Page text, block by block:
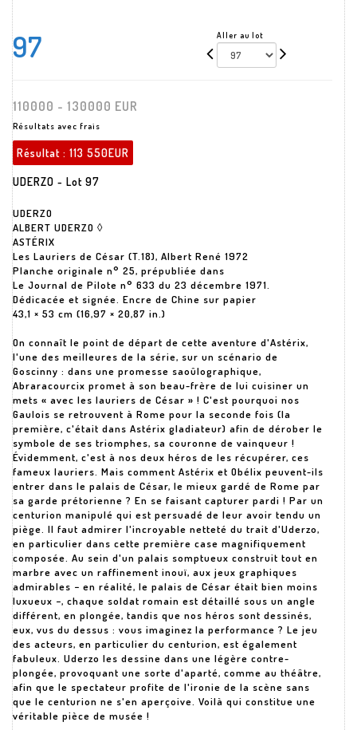
97 Aller au lot
110000 - 130000 EUR
Résultats avec frais
Résultat : 113 550EUR
UDERZO - Lot 97
UDERZO
ALBERT UDERZO ◊
ASTÉRIX
Les Lauriers de César (T.18), Albert René 1972
Planche originale n° 25, prépubliée dans
Le Journal de Pilote n° 633 du 23 décembre 1971.
Dédicacée et signée. Encre de Chine sur papier
43,1 × 53 cm (16,97 × 20,87 in.)
On connaît le point de départ de cette aventure d'Astérix,
l'une des meilleures de la série, sur un scénario de
Goscinny : dans une promesse saoûlographique,
Abraracourcix promet à son beau-frère de lui cuisiner un
mets « avec les lauriers de César » ! C'est pourquoi nos
Gaulois se retrouvent à Rome pour la seconde fois (la
première, c'était dans Astérix gladiateur) afin de dérober le
symbole de ses triomphes, sa couronne de vainqueur !
Évidemment, c'est à nos deux héros de les récupérer, ces
fameux lauriers. Mais comment Astérix et Obélix peuvent-ils
entrer dans le palais de César, le mieux gardé de Rome par
sa garde prétorienne ? En se faisant capturer pardi ! Par un
centurion manipulé qui est persuadé de leur avoir tendu un
piège. Il faut admirer l'incroyable netteté du trait d'Uderzo,
en particulier dans cette première case magnifiquement
composée. Au sein d'un palais somptueux construit tout en
marbre avec un raffinement inouï, aux jeux graphiques
admirables − en réalité, le palais de César était bien moins
luxueux −, chaque soldat romain est détaillé sous un angle
différent, en plongée, tandis que nos héros sont dessinés,
eux, vus du dessus : vous imaginez la performance ? Le jeu
des acteurs, en particulier du centurion, est également
fabuleux. Uderzo les dessine dans une légère contre-
plongée, provoquant une sorte d'aparté, comme au théâtre,
afin que le spectateur profite de l'ironie de la scène sans
que le centurion ne s'en aperçoive. Voilà qui constitue une
véritable pièce de musée !